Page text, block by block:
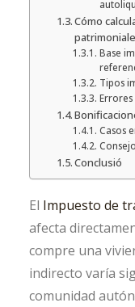
Cómo
Base
Tipos
Errores
Casos
Conclusió
El Impuesto de
afecta
compre una
indirecto varía
comunidad